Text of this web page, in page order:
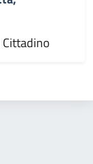
Cittadino